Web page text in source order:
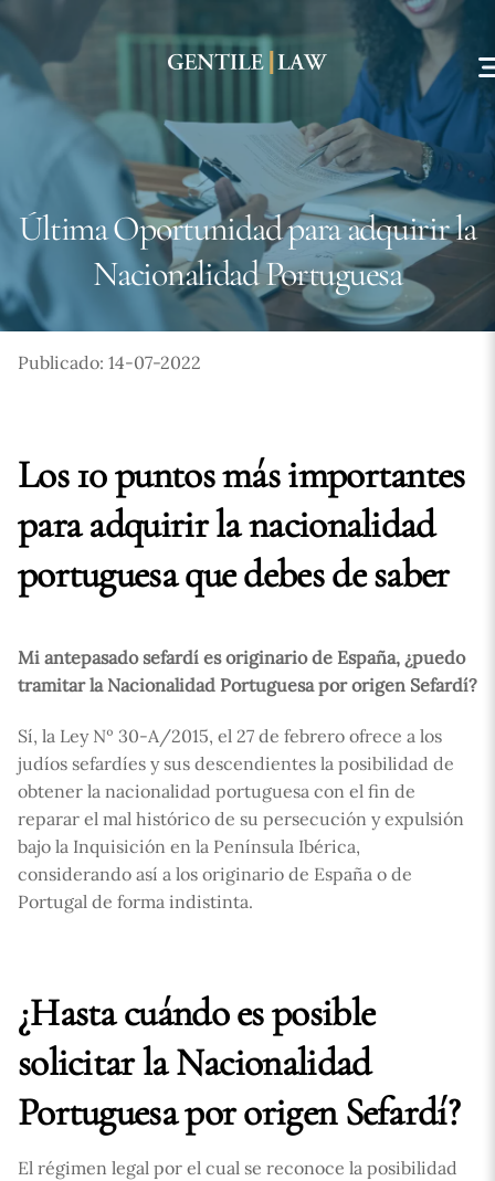
content
Última Oportunidad para adquirir la
Nacionalidad Portuguesa
Publicado: 14-07-2022
Los 10 puntos más importantes
para adquirir la nacionalidad
portuguesa que debes de saber
Mi antepasado sefardí es originario de España, ¿puedo
tramitar la Nacionalidad Portuguesa por origen Sefardí?
Sí, la Ley Nº 30-A/2015, el 27 de febrero ofrece a los
judíos sefardíes y sus descendientes la posibilidad de
obtener la nacionalidad portuguesa con el fin de
reparar el mal histórico de su persecución y expulsión
bajo la Inquisición en la Península Ibérica,
considerando así a los originario de España o de
Portugal de forma indistinta.
¿Hasta cuándo es posible
solicitar la Nacionalidad
Portuguesa por origen Sefardí?
El régimen legal por el cual se reconoce la posibilidad